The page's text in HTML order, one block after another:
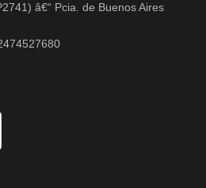
â€“ Pcia. de Buenos Aires